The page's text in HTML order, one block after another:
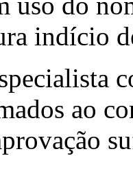
indício
ao